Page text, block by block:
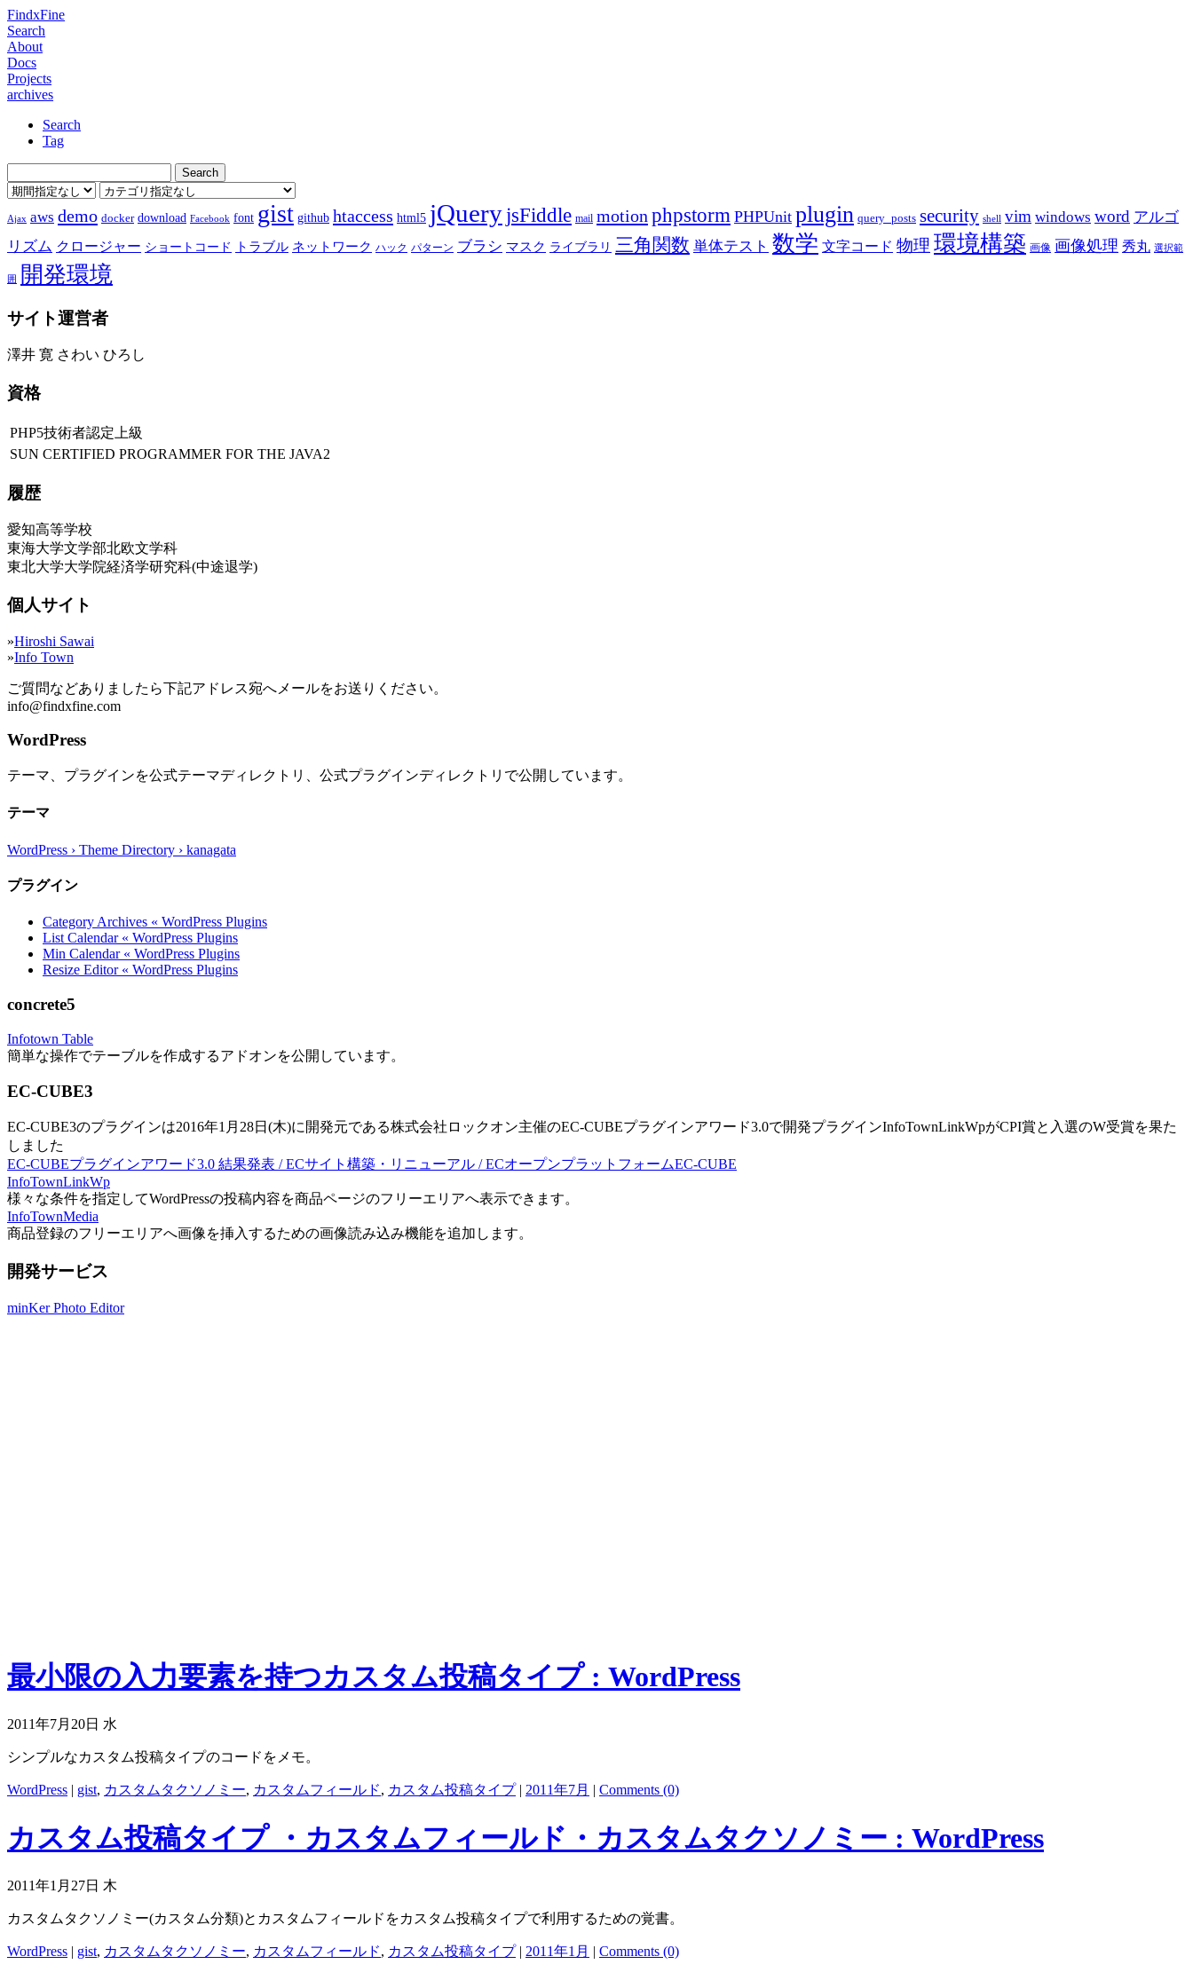
FindxFine
Search
About
Docs
Projects
archives
Search
Tag
Ajax aws demo docker download Facebook font gist github htaccess html5 jQuery jsFiddle mail motion phpstorm PHPUnit plugin query_posts security shell vim windows word アルゴ
リズム クロージャー ショートコード トラブル ネットワーク ハック パターン ブラシ マスク ライブラリ 三角関数 単体テスト 数学 文字コード 物理 環境構築 画像 画像処理 秀丸 選択範
囲 開発環境
サイト運営者
澤井 寛 さわい ひろし
資格
PHP5技術者認定上級
SUN CERTIFIED PROGRAMMER FOR THE JAVA2
履歴
愛知高等学校
東海大学文学部北欧文学科
東北大学大学院経済学研究科(中途退学)
個人サイト
»Hiroshi Sawai
»Info Town
ご質問などありましたら下記アドレス宛へメールをお送りください。
info@findxfine.com
WordPress
テーマ、プラグインを公式テーマディレクトリ、公式プラグインディレクトリで公開しています。
テーマ
WordPress › Theme Directory › kanagata
プラグイン
Category Archives « WordPress Plugins
List Calendar « WordPress Plugins
Min Calendar « WordPress Plugins
Resize Editor « WordPress Plugins
concrete5
Infotown Table
簡単な操作でテーブルを作成するアドオンを公開しています。
EC-CUBE3
EC-CUBE3のプラグインは2016年1月28日(木)に開発元である株式会社ロックオン主催のEC-CUBEプラグインアワード3.0で開発プラグインInfoTownLinkWpがCPI賞と入選のW受賞を果た
しました
EC-CUBEプラグインアワード3.0 結果発表 / ECサイト構築・リニューアル / ECオープンプラットフォームEC-CUBE
InfoTownLinkWp
様々な条件を指定してWordPressの投稿内容を商品ページのフリーエリアへ表示できます。
InfoTownMedia
商品登録のフリーエリアへ画像を挿入するための画像読み込み機能を追加します。
開発サービス
minKer Photo Editor
最小限の入力要素を持つカスタム投稿タイプ : WordPress
2011年7月20日 水
シンプルなカスタム投稿タイプのコードをメモ。
WordPress | gist, カスタムタクソノミー, カスタムフィールド, カスタム投稿タイプ| 2011年7月 | Comments (0)
カスタム投稿タイプ ・カスタムフィールド・カスタムタクソノミー : WordPress
2011年1月27日 木
カスタムタクソノミー(カスタム分類)とカスタムフィールドをカスタム投稿タイプで利用するための覚書。
WordPress | gist, カスタムタクソノミー, カスタムフィールド, カスタム投稿タイプ| 2011年1月 | Comments (0)